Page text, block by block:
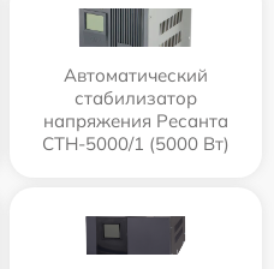
Автоматический
стабилизатор
напряжения Ресанта
СТН-5000/1 (5000 Вт)